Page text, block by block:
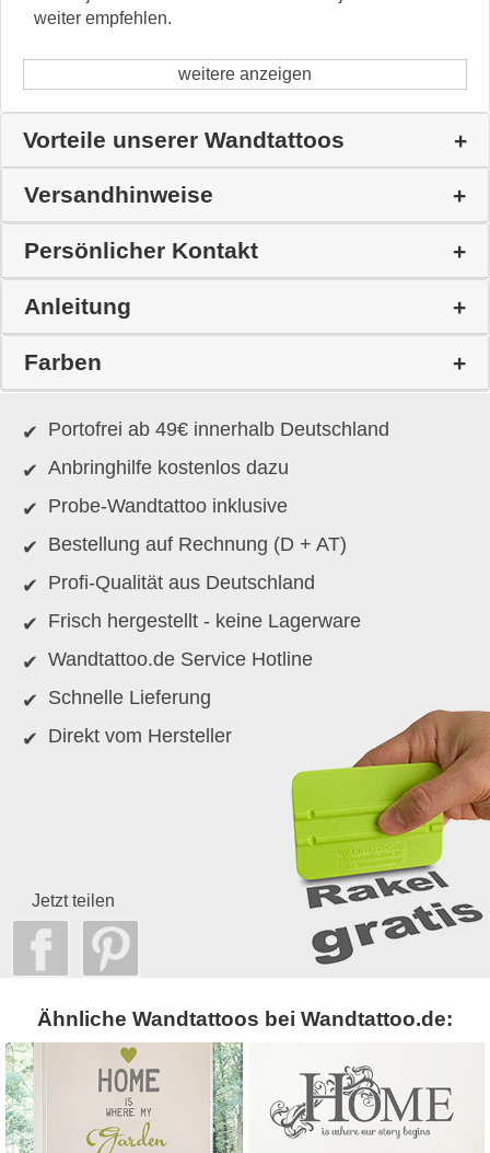
weiter empfehlen.
weitere anzeigen
Vorteile unserer Wandtattoos
Versandhinweise
Persönlicher Kontakt
Anleitung
Farben
Portofrei ab 49€ innerhalb Deutschland
Anbringhilfe kostenlos dazu
Probe-Wandtattoo inklusive
Bestellung auf Rechnung (D + AT)
Profi-Qualität aus Deutschland
Frisch hergestellt - keine Lagerware
Wandtattoo.de Service Hotline
Schnelle Lieferung
Direkt vom Hersteller
Jetzt teilen
Ähnliche Wandtattoos bei Wandtattoo.de: